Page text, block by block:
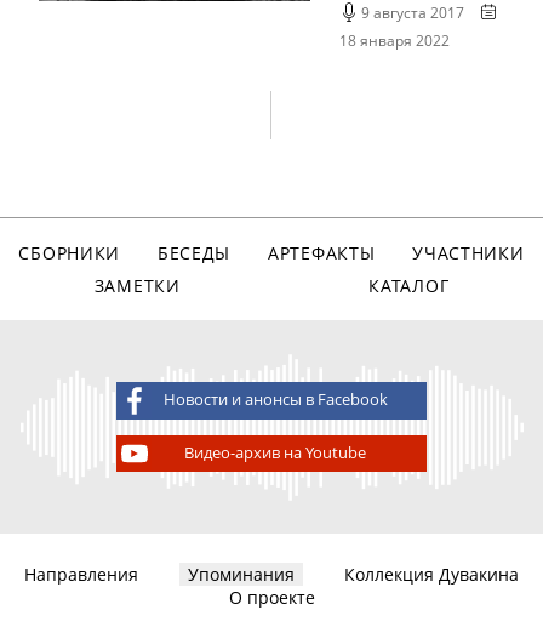
9 августа 2017
18 января 2022
СБОРНИКИ БЕСЕДЫ АРТЕФАКТЫ
УЧАСТНИКИ
ЗАМЕТКИ
КАТАЛОГ
Новости и анонсы в Facebook
Видео-архив на Youtube
Направления Упоминания
Коллекция Дувакина
О проекте